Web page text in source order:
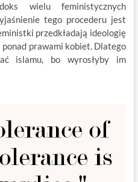
wielu feministycznych
tego procederu jest
przedkładają ideologię
ponad prawami kobiet. Dlatego
islamu, bo wyrosłyby im